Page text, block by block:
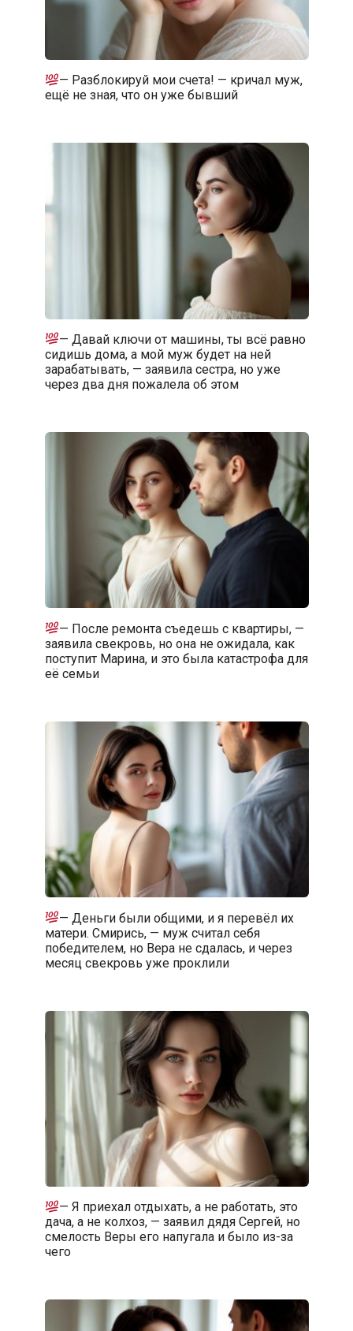
— Разблокируй мои счета! — кричал муж,
ещё не зная, что он уже бывший
— Давай ключи от машины, ты всё равно
сидишь дома, а мой муж будет на ней
зарабатывать, — заявила сестра, но уже
через два дня пожалела об этом
— После ремонта съедешь с квартиры, —
заявила свекровь, но она не ожидала, как
поступит Марина, и это была катастрофа для
её семьи
— Деньги были общими, и я перевёл их
матери. Смирись, — муж считал себя
победителем, но Вера не сдалась, и через
месяц свекровь уже проклили
— Я приехал отдыхать, а не работать, это
дача, а не колхоз, — заявил дядя Сергей, но
смелость Веры его напугала и было из-за
чего